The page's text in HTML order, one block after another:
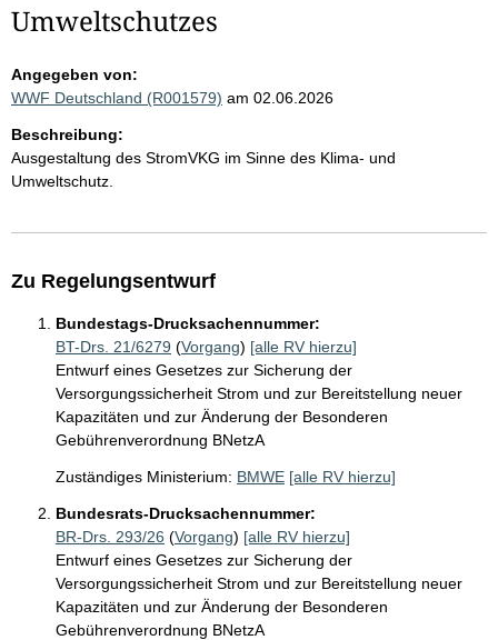
Umweltschutzes
Angegeben von:
WWF Deutschland (R001579) am 02.06.2026
Beschreibung:
Ausgestaltung des StromVKG im Sinne des Klima- und
Umweltschutz.
Zu Regelungsentwurf
Bundestags-Drucksachennummer:
BT-Drs. 21/6279 (Vorgang) [alle RV hierzu]
Entwurf eines Gesetzes zur Sicherung der
Versorgungssicherheit Strom und zur Bereitstellung neuer
Kapazitäten und zur Änderung der Besonderen
Gebührenverordnung BNetzA
Zuständiges Ministerium: BMWE [alle RV hierzu]
Bundesrats-Drucksachennummer:
BR-Drs. 293/26 (Vorgang) [alle RV hierzu]
Entwurf eines Gesetzes zur Sicherung der
Versorgungssicherheit Strom und zur Bereitstellung neuer
Kapazitäten und zur Änderung der Besonderen
Gebührenverordnung BNetzA